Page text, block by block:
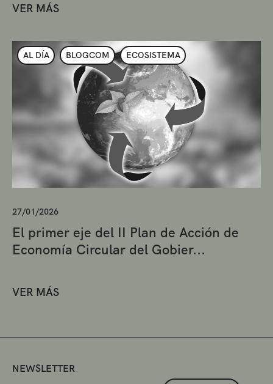
VER MÁS
AL DÍA BLOGCOM ECOSISTEMA
27/01/2026
El primer eje del II Plan de Acción de
Economía Circular del Gobier...
VER MÁS
NEWSLETTER